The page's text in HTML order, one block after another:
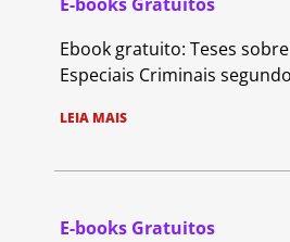
E-books Gratuitos
Ebook gratuito: Teses
Especiais Criminais segundo
LEIA MAIS
E-books Gratuitos